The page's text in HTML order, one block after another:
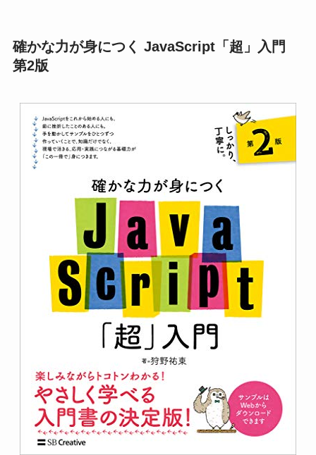
確かな力が身につく JavaScript「超」入門
第2版